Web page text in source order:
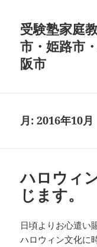
受験塾家庭
市・姫路市
阪市
月:2016年10月
ハロウィ
じます。
日頃よりお心遣い
ハロウィン文化に